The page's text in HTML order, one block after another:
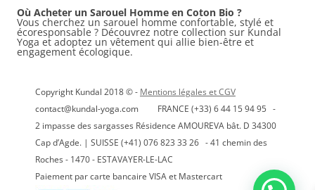
Où Acheter un Sarouel Homme en Coton Bio ?
Vous cherchez un sarouel homme confortable, stylé et
écoresponsable ? Découvrez notre collection sur Kundal
Yoga et adoptez un vêtement qui allie bien-être et
engagement écologique.
Copyright Kundal 2018 © - Mentions légales et CGV
contact@kundal-yoga.com FRANCE (+33) 6 44 15 94 95 -
2 impasse des sargasses Résidence AMOUREVA bât. D 34300
Cap d’Agde. | SUISSE (+41) 076 823 33 26 - 41 chemin des
Roches - 1470 - ESTAVAYER-LE-LAC
Paiement par carte bancaire VISA et Mastercart